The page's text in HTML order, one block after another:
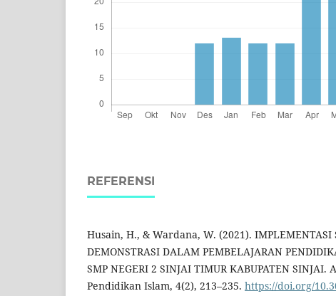
REFERENSI
Husain, H., & Wardana, W. (2021). IMPLEMENTASI
DEMONSTRASI DALAM PEMBELAJARAN
SMP NEGERI 2 SINJAI TIMUR KABUPATEN SINJAI.
Pendidikan Islam, 4(2), 213–235. https://doi.org/